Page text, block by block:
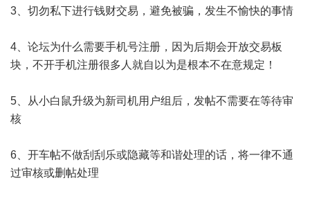
3、切勿私下进行钱财交易，避免被骗，发生不愉快的事情
4、论坛为什么需要手机号注册，因为后期会开放交易板
块，不开手机注册很多人就自以为是根本不在意规定！
5、从小白鼠升级为新司机用户组后，发帖不需要在等待审
核
6、开车帖不做刮刮乐或隐藏等和谐处理的话，将一律不通
过审核或删帖处理